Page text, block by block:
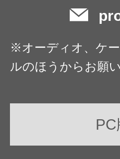
※オーディオ、ケ
ルのほうからお願